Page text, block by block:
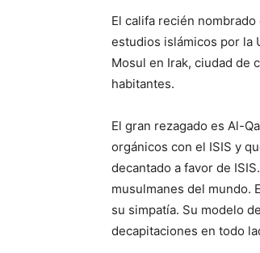
El califa recién
estudios islámicos por la
Mosul en Irak, ciudad de
habitantes.
El gran rezagado es Al-
orgánicos con el ISIS y
decantado a favor de
musulmanes del mundo.
su simpatía. Su modelo
decapitaciones en todo